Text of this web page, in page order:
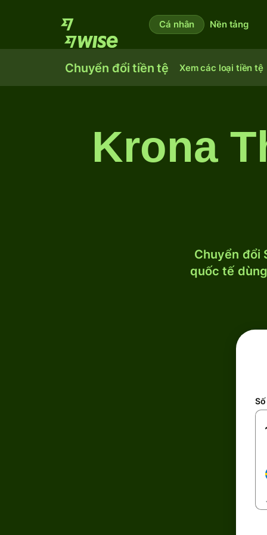
Cá nhân Nền tảng
Chuyển đổi tiền tệ Xem các loại tiền tệ
Krona
Chuyển đổi
quốc tế